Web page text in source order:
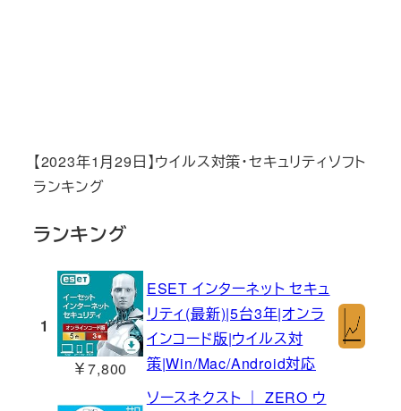
【2023年1月29日】ウイルス対策・セキュリティソフト
ランキング
ランキング
1
￥7,800
ESET インターネット セキュ
リティ(最新)|5台3年|オンラ
インコード版|ウイルス対
策|Win/Mac/Android対応
ソースネクスト ｜ ZERO ウ